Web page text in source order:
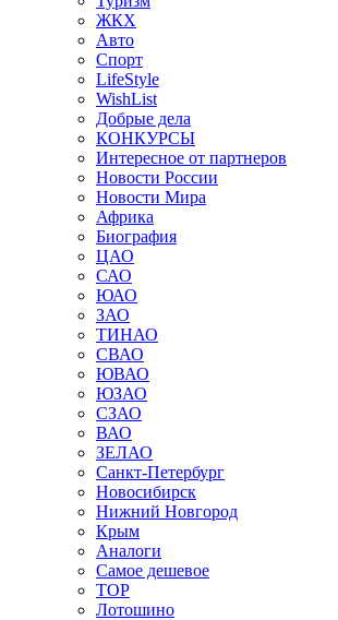
ЖКХ
Авто
Спорт
LifeStyle
WishList
Добрые дела
КОНКУРСЫ
Интересное от партнеров
Новости России
Новости Мира
Африка
Биография
ЦАО
САО
ЮАО
ЗАО
ТИНАО
СВАО
ЮВАО
ЮЗАО
СЗАО
ВАО
ЗЕЛАО
Санкт-Петербург
Новосибирск
Нижний Новгород
Крым
Аналоги
Самое дешевое
TOP
Лотошино